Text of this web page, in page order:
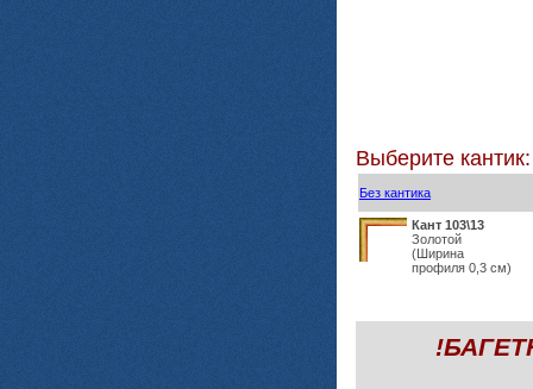
Выберите кантик:
Без кантика
Кант 103\13
Золотой
(Ширина
профиля 0,3 см)